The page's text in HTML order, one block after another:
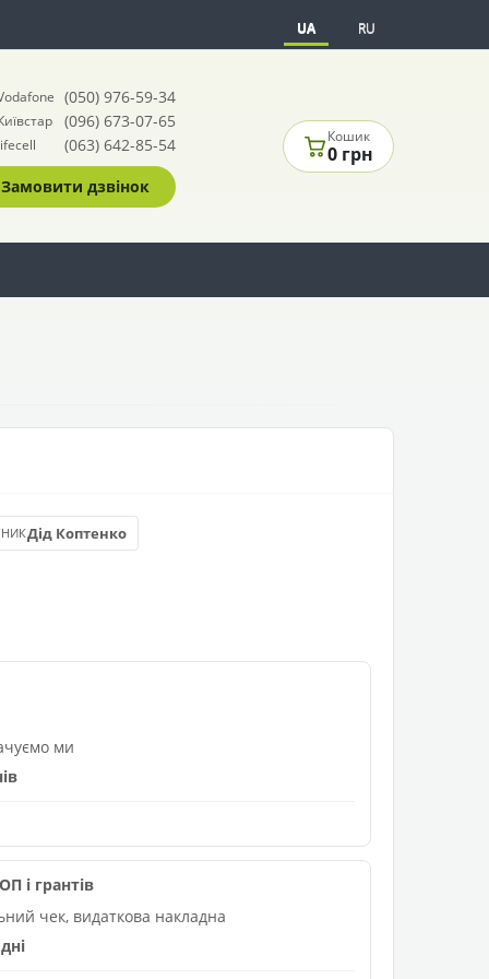
UA RU
(050) 976-59-34
(096) 673-07-65
(063) 642-85-54
Замовити дзвінок
Кошик
0 грн
Дід Коптенко
ми
і грантів
чек, видаткова накладна